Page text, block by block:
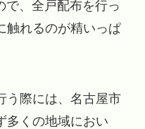
で、全戸配布を行っ
触れるのが精いっぱ
う際には、名古屋市
多くの地域におい